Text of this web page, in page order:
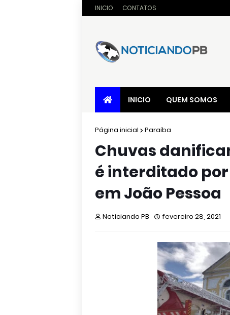
INICIO CONTATOS
INICIO QUEM SOMOS
Página inicial Paraíba
Chuvas
é interditado
em João Pessoa
Noticiando PB fevereiro 28, 2021